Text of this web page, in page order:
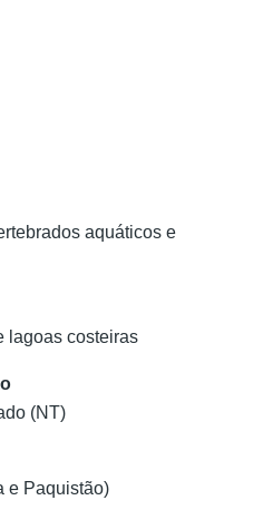
aquáticos e
lagoas costeiras
(NT)
e Paquistão)